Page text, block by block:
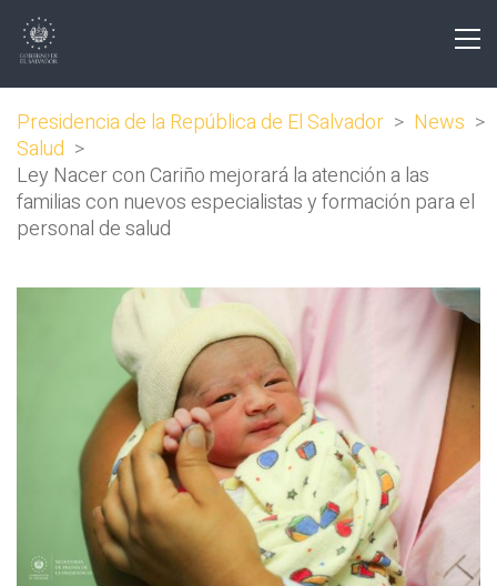
Presidencia de la República de El Salvador > News >
Salud >
Ley Nacer con Cariño mejorará la atención a las
familias con nuevos especialistas y formación para el
personal de salud